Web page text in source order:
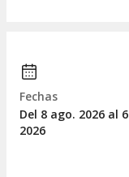
Fechas
Del 8 ago. 2026 al 6
2026